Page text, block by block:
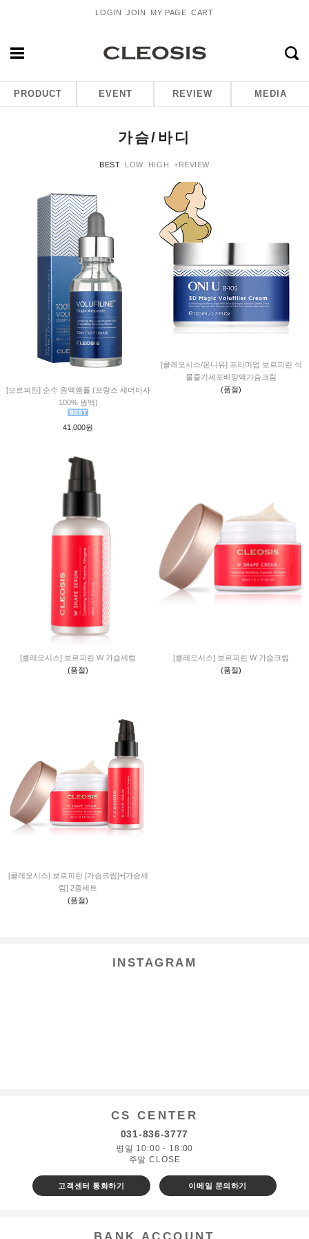
LOGIN JOIN MY PAGE CART
PRODUCT EVENT REVIEW MEDIA
가슴/바디
BEST LOW HIGH +REVIEW
[보르피린] 순수 원액앰플 (프랑스 세더마사
100% 원액)
41,000원
[클레오시스/온니유] 프리미엄 보르피린 식
물줄기세포배양액가슴크림
(품절)
[클레오시스] 보르피린 W 가슴세럼
(품절)
[클레오시스] 보르피린 W 가슴크림
(품절)
[클레오시스] 보르피린 [가슴크림]+[가슴세
럼] 2종세트
(품절)
INSTAGRAM
CS CENTER
031-836-3777
평일 10:00 - 18:00
주말 CLOSE
고객센터 통화하기 이메일 문의하기